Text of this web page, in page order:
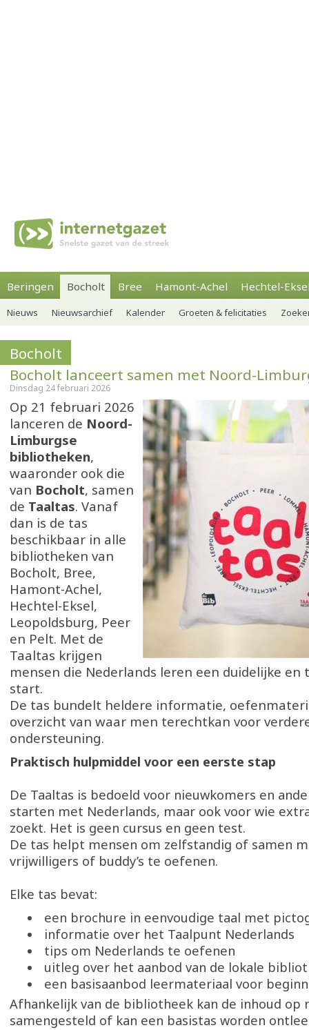
Beringen Bocholt Bree Hamont-Achel Hechtel-
Nieuws Nieuwsarchief Kalender Groeten & felicitaties
Bocholt
Bocholt lanceert samen met Noord-
Dinsdag 24 februari 2026
Op 21 februari 2026
lanceren de Noord-
Limburgse
bibliotheken,
waaronder ook die
van Bocholt, samen
de Taaltas. Vanaf
dan is de tas
beschikbaar in alle
bibliotheken van
Bocholt, Bree,
Hamont-Achel,
Hechtel-Eksel,
Leopoldsburg, Peer
en Pelt. Met de
Taaltas krijgen
mensen die Nederlands leren een duidelijke en
start.
De tas bundelt heldere informatie,
overzicht van waar men terechtkan voor
ondersteuning.
Praktisch hulpmiddel voor een eerste stap
De Taaltas is bedoeld voor nieuwkomers en
starten met Nederlands, maar ook voor wie
zoekt. Het is geen cursus en geen test.
De tas helpt mensen om zelfstandig of samen
vrijwilligers of buddy’s te oefenen.
Elke tas bevat:
een brochure in eenvoudige taal met
informatie over het Taalpunt Nederlands
tips om Nederlands te oefenen
uitleg over het aanbod van de lokale
een basisaanbod leermateriaal voor
Afhankelijk van de bibliotheek kan de inhoud op
samengesteld of kan een basistas worden